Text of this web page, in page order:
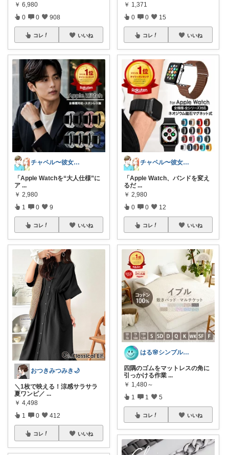
￥ 6,980
0 0 908
コレ いいね
チャペル〜彼女と僕のかわいいモノ探し〜
「Apple Watchを“大人仕様”に
ア ...
￥ 2,980
1 0 9
コレ いいね
おつきみつみき🌙
＼1枚で映える！涼感サラサラ
夏ワンピ／ ...
￥ 4,498
1 0 412
コレ いいね
￥ 1,371
0 0 15
コレ いいね
チャペル〜彼女と僕のかわいいモノ探し〜
「Apple Watch、バンドを変え
るだ ...
￥ 2,980
0 0 12
コレ いいね
はる🌸シンプル＆便利な暮らし
四隅のゴムをマットレスの角に
引っかける作業 ...
￥ 1,480～
1 1 5
コレ いいね